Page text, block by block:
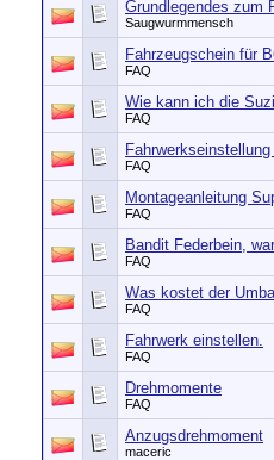
Grundlegendes zum
Saugwurmmensch
Fahrzeugschein für
FAQ
Wie kann ich die
FAQ
FAQ
Montageanleitung
FAQ
Bandit Federbein,
FAQ
Was kostet der
FAQ
Fahrwerk einstellen.
FAQ
Drehmomente
FAQ
Anzugsdrehmoment
maceric